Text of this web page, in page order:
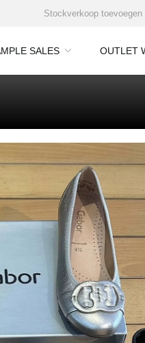
Stockverkoop toevoegen
SALES OUTLET